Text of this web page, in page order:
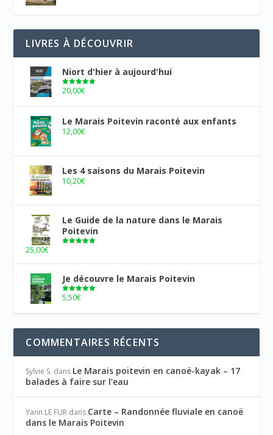
LIVRES À DÉCOUVRIR
Niort d'hier à aujourd'hui
Note5.00
20,00€
Le Marais Poitevin raconté aux enfants
12,00€
Les 4 saisons du Marais Poitevin
10,20€
Le Guide de la nature dans le Marais
Poitevin
25,00€
Je découvre le Marais Poitevin
Note5.00
5,50€
COMMENTAIRES RÉCENTS
Sylvie S. dans Le Marais poitevin en canoë-kayak – 17
balades à faire sur l’eau
Yann LE FUR dans Carte – Randonnée fluviale en canoë
dans le Marais Poitevin